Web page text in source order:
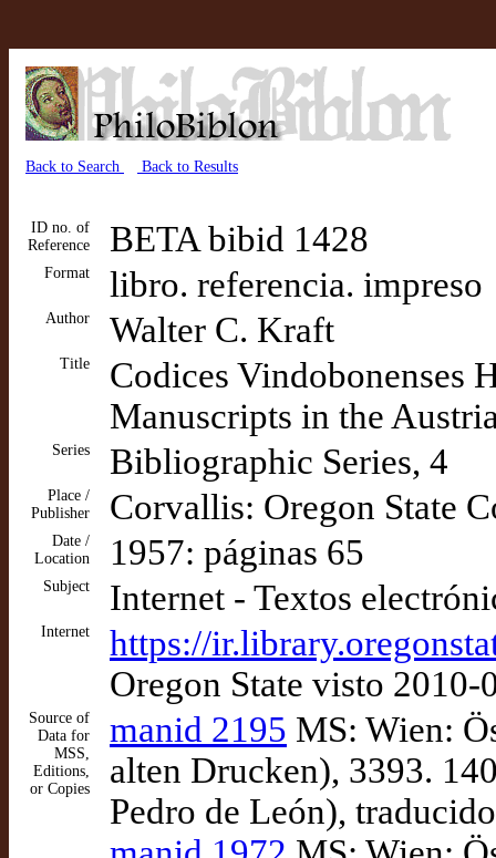
Back to Search Back to Results
ID no. of
Reference
BETA bibid 1428
Format libro. referencia. impreso
Author Walter C. Kraft
Title
Codices Vindobonenses
Manuscripts in the
Series Bibliographic Series, 4
Place /
Publisher
Corvallis: Oregon State
Date /
Location
1957: páginas 65
Subject Internet - Textos
Internet
https://
Oregon State visto 2010-
Source of
Data for
MSS,
Editions,
or Copies
manid 2195 MS: Wien:
alten Drucken), 3393.
Pedro de León),